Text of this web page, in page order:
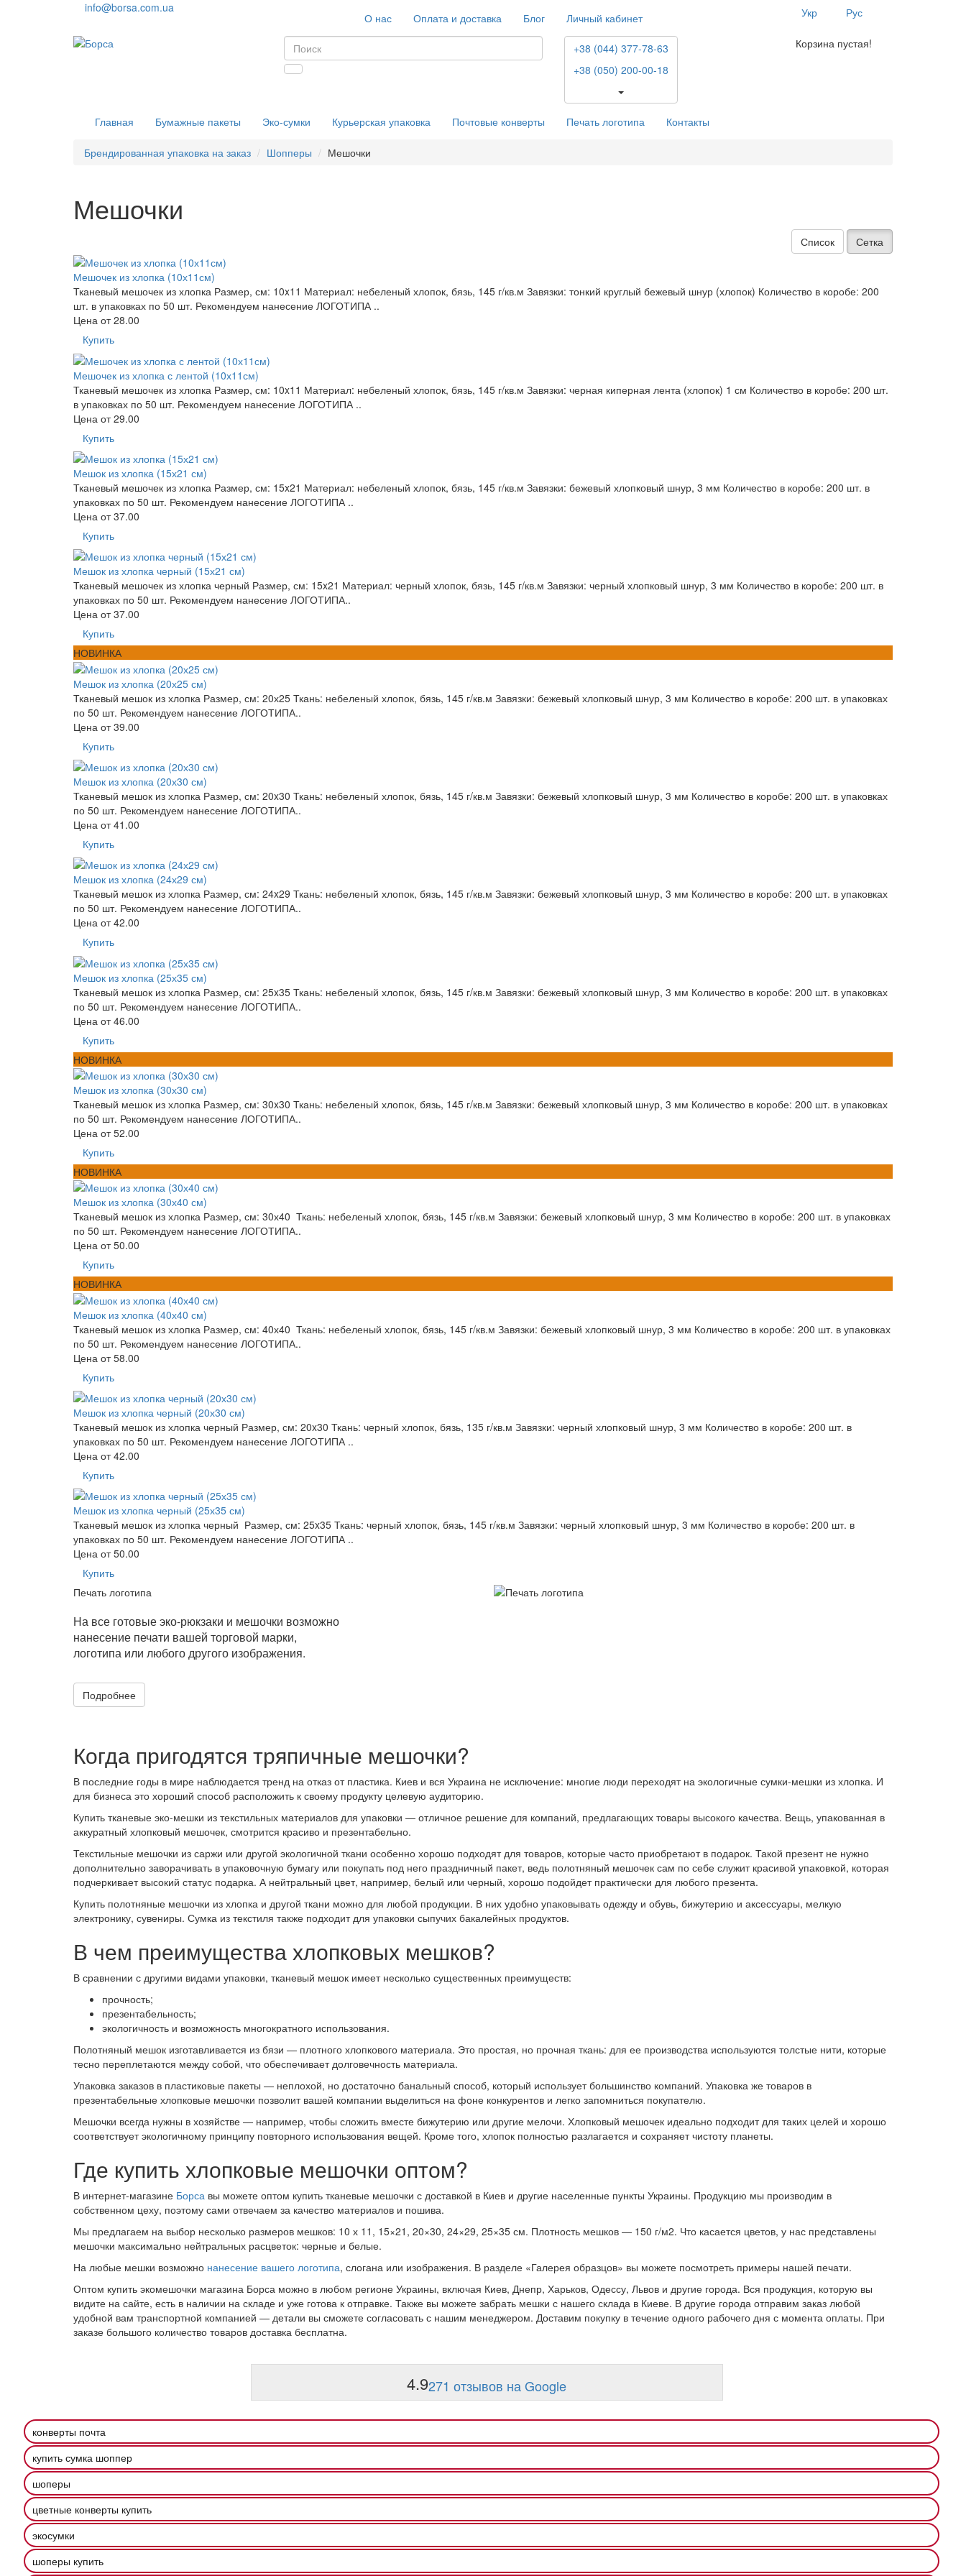
info@borsa.com.ua
О нас Оплата и доставка Блог Личный кабинет Укр Рус
+38 (044) 377-78-63
+38 (050) 200-00-18
Корзина пустая!
Главная Бумажные пакеты Эко-сумки Курьерская упаковка Почтовые конверты Печать логотипа Контакты
Брендированная упаковка на заказ Шопперы Мешочки
Мешочки
Список Сетка
Мешочек из хлопка (10х11см)
Тканевый мешочек из хлопка Размер, см: 10x11 Материал: небеленый хлопок, бязь, 145 г/кв.м Завязки: тонкий круглый бежевый шнур (хлопок) Количество в коробе: 200
шт. в упаковках по 50 шт. Рекомендуем нанесение ЛОГОТИПА ..
Цена от28.00
Купить
Мешочек из хлопка с лентой (10х11см)
Тканевый мешочек из хлопка Размер, см: 10x11 Материал: небеленый хлопок, бязь, 145 г/кв.м Завязки: черная киперная лента (хлопок) 1 см Количество в коробе: 200 шт.
в упаковках по 50 шт. Рекомендуем нанесение ЛОГОТИПА ..
Цена от29.00
Купить
Мешок из хлопка (15х21 см)
Тканевый мешочек из хлопка Размер, см: 15x21 Материал: небеленый хлопок, бязь, 145 г/кв.м Завязки: бежевый хлопковый шнур, 3 мм Количество в коробе: 200 шт. в
упаковках по 50 шт. Рекомендуем нанесение ЛОГОТИПА ..
Цена от37.00
Купить
Мешок из хлопка черный (15х21 см)
Тканевый мешочек из хлопка черный Размер, см: 15x21 Материал: черный хлопок, бязь, 145 г/кв.м Завязки: черный хлопковый шнур, 3 мм Количество в коробе: 200 шт. в
упаковках по 50 шт. Рекомендуем нанесение ЛОГОТИПА..
Цена от37.00
Купить
НОВИНКА
Мешок из хлопка (20х25 см)
Тканевый мешок из хлопка Размер, см: 20х25 Ткань: небеленый хлопок, бязь, 145 г/кв.м Завязки: бежевый хлопковый шнур, 3 мм Количество в коробе: 200 шт. в упаковках
по 50 шт. Рекомендуем нанесение ЛОГОТИПА..
Цена от39.00
Купить
Мешок из хлопка (20х30 см)
Тканевый мешок из хлопка Размер, см: 20x30 Ткань: небеленый хлопок, бязь, 145 г/кв.м Завязки: бежевый хлопковый шнур, 3 мм Количество в коробе: 200 шт. в упаковках
по 50 шт. Рекомендуем нанесение ЛОГОТИПА..
Цена от41.00
Купить
Мешок из хлопка (24х29 см)
Тканевый мешок из хлопка Размер, см: 24x29 Ткань: небеленый хлопок, бязь, 145 г/кв.м Завязки: бежевый хлопковый шнур, 3 мм Количество в коробе: 200 шт. в упаковках
по 50 шт. Рекомендуем нанесение ЛОГОТИПА..
Цена от42.00
Купить
Мешок из хлопка (25х35 см)
Тканевый мешок из хлопка Размер, см: 25x35 Ткань: небеленый хлопок, бязь, 145 г/кв.м Завязки: бежевый хлопковый шнур, 3 мм Количество в коробе: 200 шт. в упаковках
по 50 шт. Рекомендуем нанесение ЛОГОТИПА..
Цена от46.00
Купить
НОВИНКА
Мешок из хлопка (30х30 см)
Тканевый мешок из хлопка Размер, см: 30x30 Ткань: небеленый хлопок, бязь, 145 г/кв.м Завязки: бежевый хлопковый шнур, 3 мм Количество в коробе: 200 шт. в упаковках
по 50 шт. Рекомендуем нанесение ЛОГОТИПА..
Цена от52.00
Купить
НОВИНКА
Мешок из хлопка (30х40 см)
Тканевый мешок из хлопка Размер, см: 30х40 Ткань: небеленый хлопок, бязь, 145 г/кв.м Завязки: бежевый хлопковый шнур, 3 мм Количество в коробе: 200 шт. в упаковках
по 50 шт. Рекомендуем нанесение ЛОГОТИПА..
Цена от50.00
Купить
НОВИНКА
Мешок из хлопка (40х40 см)
Тканевый мешок из хлопка Размер, см: 40х40 Ткань: небеленый хлопок, бязь, 145 г/кв.м Завязки: бежевый хлопковый шнур, 3 мм Количество в коробе: 200 шт. в упаковках
по 50 шт. Рекомендуем нанесение ЛОГОТИПА..
Цена от58.00
Купить
Мешок из хлопка черный (20х30 см)
Тканевый мешок из хлопка черный Размер, см: 20x30 Ткань: черный хлопок, бязь, 135 г/кв.м Завязки: черный хлопковый шнур, 3 мм Количество в коробе: 200 шт. в
упаковках по 50 шт. Рекомендуем нанесение ЛОГОТИПА ..
Цена от42.00
Купить
Мешок из хлопка черный (25х35 см)
Тканевый мешок из хлопка черный Размер, см: 25x35 Ткань: черный хлопок, бязь, 145 г/кв.м Завязки: черный хлопковый шнур, 3 мм Количество в коробе: 200 шт. в
упаковках по 50 шт. Рекомендуем нанесение ЛОГОТИПА ..
Цена от50.00
Купить
Печать логотипа
На все готовые эко-рюкзаки и мешочки возможно
нанесение печати вашей торговой марки,
логотипа или любого другого изображения.
Подробнее
Когда пригодятся тряпичные мешочки?
В последние годы в мире наблюдается тренд на отказ от пластика. Киев и вся Украина не исключение: многие люди переходят на экологичные сумки-мешки из хлопка. И
для бизнеса это хороший способ расположить к своему продукту целевую аудиторию.
Купить тканевые эко-мешки из текстильных материалов для упаковки — отличное решение для компаний, предлагающих товары высокого качества. Вещь, упакованная в
аккуратный хлопковый мешочек, смотрится красиво и презентабельно.
Текстильные мешочки из саржи или другой экологичной ткани особенно хорошо подходят для товаров, которые часто приобретают в подарок. Такой презент не нужно
дополнительно заворачивать в упаковочную бумагу или покупать под него праздничный пакет, ведь полотняный мешочек сам по себе служит красивой упаковкой, которая
подчеркивает высокий статус подарка. А нейтральный цвет, например, белый или черный, хорошо подойдет практически для любого презента.
Купить полотняные мешочки из хлопка и другой ткани можно для любой продукции. В них удобно упаковывать одежду и обувь, бижутерию и аксессуары, мелкую
электронику, сувениры. Сумка из текстиля также подходит для упаковки сыпучих бакалейных продуктов.
В чем преимущества хлопковых мешков?
В сравнении с другими видами упаковки, тканевый мешок имеет несколько существенных преимуществ:
прочность;
презентабельность;
экологичность и возможность многократного использования.
Полотняный мешок изготавливается из бязи — плотного хлопкового материала. Это простая, но прочная ткань: для ее производства используются толстые нити, которые
тесно переплетаются между собой, что обеспечивает долговечность материала.
Упаковка заказов в пластиковые пакеты — неплохой, но достаточно банальный способ, который использует большинство компаний. Упаковка же товаров в
презентабельные хлопковые мешочки позволит вашей компании выделиться на фоне конкурентов и легко запомниться покупателю.
Мешочки всегда нужны в хозяйстве — например, чтобы сложить вместе бижутерию или другие мелочи. Хлопковый мешочек идеально подходит для таких целей и хорошо
соответствует экологичному принципу повторного использования вещей. Кроме того, хлопок полностью разлагается и сохраняет чистоту планеты.
Где купить хлопковые мешочки оптом?
В интернет-магазине Борса вы можете оптом купить тканевые мешочки с доставкой в Киев и другие населенные пункты Украины. Продукцию мы производим в
собственном цеху, поэтому сами отвечаем за качество материалов и пошива.
Мы предлагаем на выбор несколько размеров мешков: 10 х 11, 15×21, 20×30, 24×29, 25×35 см. Плотность мешков — 150 г/м2. Что касается цветов, у нас представлены
мешочки максимально нейтральных расцветок: черные и белые.
На любые мешки возможно нанесение вашего логотипа, слогана или изображения. В разделе «Галерея образцов» вы можете посмотреть примеры нашей печати.
Оптом купить экомешочки магазина Борса можно в любом регионе Украины, включая Киев, Днепр, Харьков, Одессу, Львов и другие города. Вся продукция, которую вы
видите на сайте, есть в наличии на складе и уже готова к отправке. Также вы можете забрать мешки с нашего склада в Киеве. В другие города отправим заказ любой
удобной вам транспортной компанией — детали вы сможете согласовать с нашим менеджером. Доставим покупку в течение одного рабочего дня с момента оплаты. При
заказе большого количество товаров доставка бесплатна.
4.9271 отзывов на Google
конверты почта
купить сумка шоппер
шоперы
цветные конверты купить
экосумки
шоперы купить